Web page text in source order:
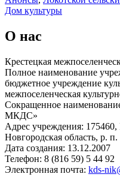
Дом культуры
О нас
Крестецкая
Полное наименование
бюджетное учреждение
межпоселенческая
Сокращенное
МКДС»
Адрес учреждения:
Новгородская область, р.
Дата создания: 13.12.2007
Телефон: 8 (816 59) 5 44 92
Электронная почта: kds-